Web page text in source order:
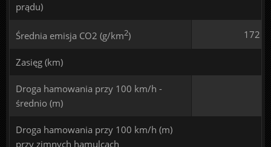
prądu)
Średnia emisja CO2 (g/km2) 172
Zasięg (km)
Droga hamowania przy 100 km/h -
średnio (m)
Droga hamowania przy 100 km/h (m)
przy zimnych hamulcach